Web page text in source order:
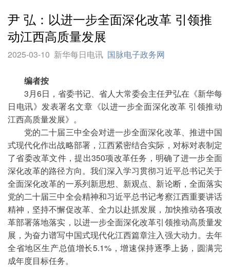
尹 弘：以进一步全面深化改革 引领推
动江西高质量发展
2025-03-10 新华每日电讯 国脉电子政务网
编者按
3月6日，省委书记、省人大常委会主任尹弘在《新华每
日电讯》发表署名文章《以进一步全面深化改革 引领推动
江西高质量发展》。
党的二十届三中全会对进一步全面深化改革、推进中国
式现代化作出战略部署，江西紧密结合实际，对标对表制定
了省委改革文件，提出350项改革任务，明确了进一步全面
深化改革的路径方向。我们深入学习贯彻习近平总书记关于
全面深化改革的一系列新思想、新观点、新论断，全面落实
党的二十届三中全会精神和习近平总书记考察江西重要讲话
精神，坚持不懈促改革、全力以赴抓发展，加快推动各项改
革部署落地落实，以进一步全面深化改革引领推动高质量发
展，为奋力谱写中国式现代化江西篇章注入强大动力。去年
全省地区生产总值增长5.1%，增速保持逐季上扬，圆满完
成年度目标任务。